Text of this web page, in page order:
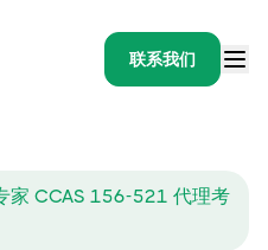
联系我们
家 CCAS 156-521 代理考